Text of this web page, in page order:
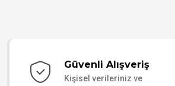
Güvenli Alışveriş
Kişisel verileriniz ve